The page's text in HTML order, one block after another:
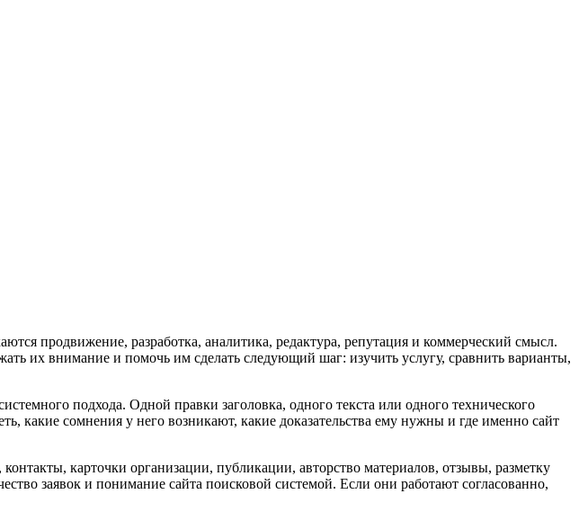
продвижение, разработка, аналитика, редактура, репутация и коммерческий смысл.
их внимание и помочь им сделать следующий шаг: изучить услугу, сравнить варианты,
подхода. Одной правки заголовка, одного текста или одного технического
какие сомнения у него возникают, какие доказательства ему нужны и где именно сайт
карточки организации, публикации, авторство материалов, отзывы, разметку
заявок и понимание сайта поисковой системой. Если они работают согласованно,